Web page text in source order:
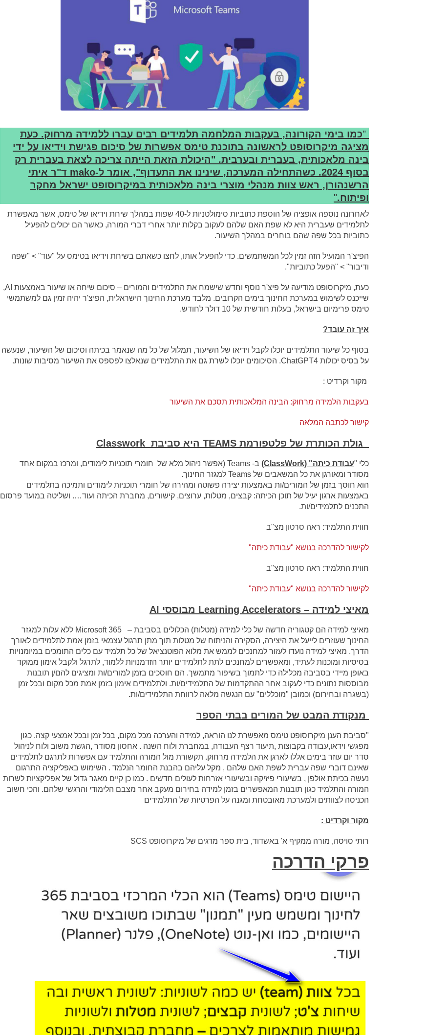
"כמו בימי הקורונה, בעקבות המלחמה תלמידים רבים עברו ללמידה מרחוק. כעת
מציגה מיקרוסופט לראשונה בתוכנת טימס אפשרות של סיכום פגישת וידיאו על ידי
בינה מלאכותית, בעברית ובערבית. "היכולת הזאת הייתה צריכה לצאת בעברית רק
בסוף 2024. כשהתחילה המערכה, שינינו את התעדוף", אומר ל-mako ד"ר איתי
הרשנהורן, ראש צוות מנהלי מוצרי בינה מלאכותית במיקרוסופט ישראל מחקר
ופיתוח."
לאחרונה נוספה אופציה של הוספת כתוביות סימולטניות ל-40 שפות במהלך שיחת וידיאו של טימס, אשר מאפשרת
לתלמידים שעברית היא לא שפת האם שלהם לעקוב בקלות יותר אחרי דברי המורה, כאשר הם יכולים להפעיל
כתוביות בכל שפה שהם בוחרים במהלך השיעור.
הפיצ'ר המועיל הזה זמין לכל המשתמשים. כדי להפעיל אותו, לחצו כשאתם בשיחת וידיאו בטימס על "עוד" > "שפה
ודיבור" > "הפעל כתוביות".
כעת, מיקרוסופט מודיעה על פיצ'ר נוסף וחדש שישמח את התלמידים והמורים – סיכום שיחה או שיעור באמצעות AI,
שייכנס לשימוש במערכת החינוך בימים הקרובים. מלבד מערכת החינוך הישראלית, הפיצ'ר יהיה זמין גם למשתמשי
טימס פרימיום בישראל, בעלות חודשית של 10 דולר לחודש.
איך זה עובד?
בסוף כל שיעור התלמידים יוכלו לקבל וידיאו של השיעור, תמלול של כל מה שנאמר בכיתה וסיכום של השיעור, שנעשה
על בסיס יכולות ChatGPT4. הסיכומים יוכלו לשרת גם את התלמידים שנאלצו לפספס את השיעור מסיבות שונות.
מקור וקרדיט :
בעקבות הלמידה מרחוק: הבינה המלאכותית תסכם את השיעור
קישור לכתבה המלאה
גולת הכותרת של פלטפורמת TEAMS היא סביבת Classwork
כלי "עבודת כיתה" (ClassWork
)
ב- Teams (אפשר ניהול מלא של חומרי תוכניות לימודים, ומרכז במקום אחד
מסודר ומאורגן את כל המשאבים של Teams למגזר החינוך.
הוא חוסך בזמן של המורים/ות באמצעות יצירה פשוטה ומהירה של חומרי תוכניות לימודים ותמיכה בתלמידים
באמצעות ארגון יעיל של תוכן הכיתה: קבצים, מטלות, ערוצים, קישורים, מחברת הכיתה ועוד…. ושליטה במועד פרסום
התכנים לתלמידים/ות.
חווית התלמיד: ראה סרטון מצ"ב
לקישור להדרכה בנושא "עבודת כיתה"
חווית התלמיד: ראה סרטון מצ"ב
לקישור להדרכה בנושא "עבודת כיתה"
מאיצי למידה – Learning Accelerators מבוססי AI
מאיצי למידה הם קטגוריה חדשה של כלי למידה (מטלות) הכלולים בסביבת – Microsoft 365 ללא עלות למגזר
החינוך שעוזרים לייעל את היצירה, הסקירה והניתוח של מטלות תוך מתן תרגול עצמאי בזמן אמת לתלמידים לאורך
הדרך. מאיצי למידה נועדו לעזור למחנכים לממש את מלוא הפוטנציאל של כל תלמיד עם כלים התומכים במיומנויות
בסיסיות ומוכנות לעתיד, ומאפשרים למחנכים לתת לתלמידים יותר הזדמנויות ללמוד, לתרגל ולקבל אימון ממוקד
באופן מיידי בסביבה מכלילה כדי לתמוך בשיפור מתמשך. הם חוסכים בזמן למורים/ות ומציגים להם/ן תובנות
מבוססות נתונים כדי לעקוב אחר ההתקדמות של התלמידים/ות. ולתלמידים אימון בזמן אמת מכל מקום ובכל זמן
(בשגרה ובחירום) וכמובן "מוכללים" עם הנגשה מלאה לרווחת התלמידים/ות.
מנקודת המבט של המורים בבתי הספר
"סביבת הענן מיקרוסופט טימס מאפשרת לנו הוראה, למידה והערכה מכל מקום, בכל זמן ובכל אמצעי קצה. כגון
מפגשי וידאו,עבודה בקבוצות ,תיעוד רצף העבודה, במחברת ולוח השנה . אחסון מסודר ,הגשת משוב ולוח לניהול
סדר יום עוזר בימים אללו לארגן את הלמידה מרחוק. תקשורת מול המורה והתלמיד עם אפשרות לתרגם לתלמידים
שאינם דוברי שפה עברית לשפת האם שלהם , מקל עליהם בהבנת החומר הנלמד . השימוש באפליקציה התרגום
נעשה בכיתת אולפן , בשיעורי פיזיקה ובשיעורי אזרחות לעולים חדשים . כמו כן קיים מאגר גדול של אפליקציות לשרות
המורה והתלמיד כגון תובנות המאפשרים בזמן למידה בחירום מעקב אחר מצבם הלימודי והרגשי שלהם. והכי חשוב
הכניסה לצוותים ולמערכת מאובטחת ומגנה על הפרטיות של התלמידים
מקור וקרדיט :
רותי סויסה, מורה ממקיף א' באשדוד, בית ספר מדגים של מיקרוסופט SCS
פרקי הדרכה